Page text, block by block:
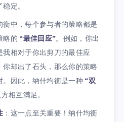
定。
衡中，每个参与者的策略都是
略的 “最佳回应”。例如，你出
我相对于你出剪刀的最佳应
却出了石头，那么你的策略
。因此，纳什均衡是一种 “双
相互满足。
：这一点至关重要！纳什均衡